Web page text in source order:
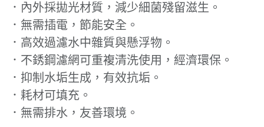
．內外採拋光材質，減少細菌殘留滋生。
．無需插電，節能安全。
．高效過濾水中雜質與懸浮物。
．不銹鋼濾網可重複清洗使用，經濟環保。
．抑制水垢生成，有效抗垢。
．耗材可填充。
．無需排水，友善環境。